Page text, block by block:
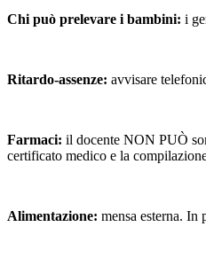
Chi può prelevare i bambini: i
Ritardo-assenze: avvisare
Farmaci: il docente NON PUÒ
certificato medico e la
Alimentazione: mensa esterna.